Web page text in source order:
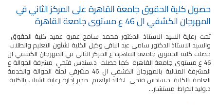
حصول كلية الحقوق جامعة القاهرة على المركز الثاني في
المهرجان الكشفي ال 46 ع مستوى جامعة القاهرة
تحت رعاية السيد الاستاذ الدكتور محمد سامح عمرو عميد كلية الحقوق
والسيد الاستاذ الدكتور سامي عبد الباقي وكيل الكلية لشئون التعليم والطلاب
حصلت كلية الحقوق جامعة القاهرة ع المركز الثاني في المهرجان الكشفي ال
46 ع مستوى جامعة القاهرة كما حصلت د.سندس فتحي مشرفة الجوالة ع
المشرفة المثالية بالمهرجان الكشفي ال 46 مشرفي لجنة الجوالة والخدمة
العامة بالكلية د.سندس فتحى ا.خالد ابراهيم مدير إدارة رعاية الشباب بالكلية
د.وليد الخراط مستشار...